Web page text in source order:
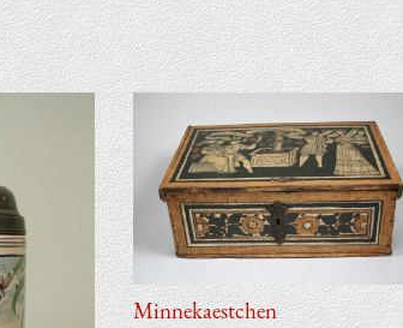
Min­ne­kaest­chen